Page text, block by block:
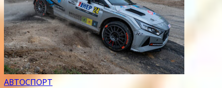
АВТОСПОРТ